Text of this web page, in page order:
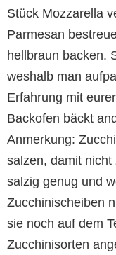
Stück Mozzarella
Parmesan
hellbraun backen.
weshalb man
Erfahrung mit
Backofen bäckt
Anmerkung:
salzen, damit
salzig genug und
Zucchinischeiben
sie noch auf dem
Zucchinisorten